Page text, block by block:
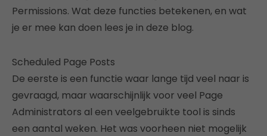
Permissions. Wat deze functies betekenen, en wat
je er mee kan doen lees je in deze blog.
Scheduled Page Posts
De eerste is een functie waar lange tijd veel naar is
gevraagd, maar waarschijnlijk voor veel Page
Administrators al een veelgebruikte tool is sinds
een aantal weken. Het was voorheen niet mogelijk